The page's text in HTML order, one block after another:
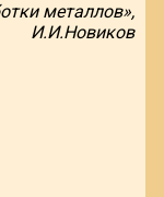
металлов»,
И.И.Новиков